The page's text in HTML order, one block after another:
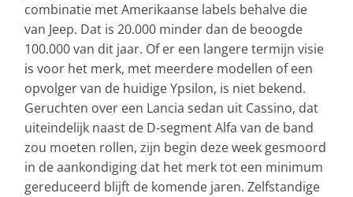
combinatie met Amerikaanse labels behalve die
van Jeep. Dat is 20.000 minder dan de beoogde
100.000 van dit jaar. Of er een langere termijn visie
is voor het merk, met meerdere modellen of een
opvolger van de huidige Ypsilon, is niet bekend.
Geruchten over een Lancia sedan uit Cassino, dat
uiteindelijk naast de D-segment Alfa van de band
zou moeten rollen, zijn begin deze week gesmoord
in de aankondiging dat het merk tot een minimum
gereduceerd blijft de komende jaren. Zelfstandige